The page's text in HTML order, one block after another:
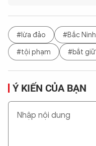
#lừa đảo #Bắc Ninh
#tội phạm
#bắt giữ
Ý KIẾN CỦA BẠN